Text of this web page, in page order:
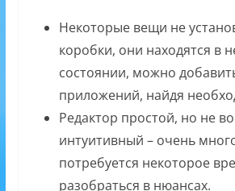
Некоторые вещи не
коробки, они находятся в
состоянии, можно
приложений, найдя
Редактор простой, но не
интуитивный – очень
потребуется некоторое
разобраться в нюансах.